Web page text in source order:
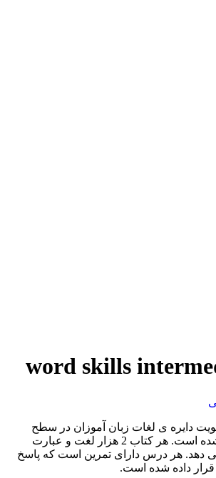
دایره ی لغات زبان آموزان در سطح
intermediate تهیه شده است. هر کتاب 2 هزار لغت و عبارت
دهد. هر درس دارای تمرین است که پاسخ
قرار داده شده است.